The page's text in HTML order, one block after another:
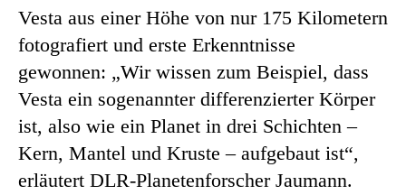
Vesta aus einer Höhe von nur 175 Kilometern
fotografiert und erste Erkenntnisse
gewonnen: „Wir wissen zum Beispiel, dass
Vesta ein sogenannter differenzierter Körper
ist, also wie ein Planet in drei Schichten –
Kern, Mantel und Kruste – aufgebaut ist“,
erläutert DLR-Planetenforscher Jaumann.